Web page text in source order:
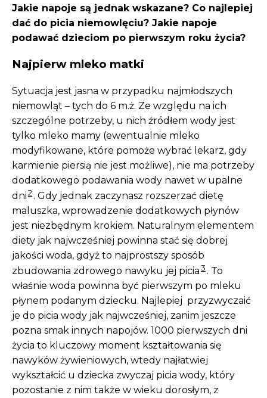
Jakie napoje są jednak wskazane? Co najlepiej
dać do picia niemowlęciu? Jakie napoje
podawać dzieciom po pierwszym roku życia?
Najpierw mleko matki
Sytuacja jest jasna w przypadku najmłodszych
niemowląt – tych do 6 m.ż. Ze względu na ich
szczególne potrzeby, u nich źródłem wody jest
tylko mleko mamy (ewentualnie mleko
modyfikowane, które pomoże wybrać lekarz, gdy
karmienie piersią nie jest możliwe), nie ma potrzeby
dodatkowego podawania wody nawet w upalne
dni2 . Gdy jednak zaczynasz rozszerzać dietę
maluszka, wprowadzenie dodatkowych płynów
jest niezbędnym krokiem. Naturalnym elementem
diety jak najwcześniej powinna stać się dobrej
jakości woda, gdyż to najprostszy sposób
zbudowania zdrowego nawyku jej picia3 . To
właśnie woda powinna być pierwszym po mleku
płynem podanym dziecku. Najlepiej przyzwyczaić
je do picia wody jak najwcześniej, zanim jeszcze
pozna smak innych napojów. 1000 pierwszych dni
życia to kluczowy moment kształtowania się
nawyków żywieniowych, wtedy najłatwiej
wykształcić u dziecka zwyczaj picia wody, który
pozostanie z nim także w wieku dorosłym, z